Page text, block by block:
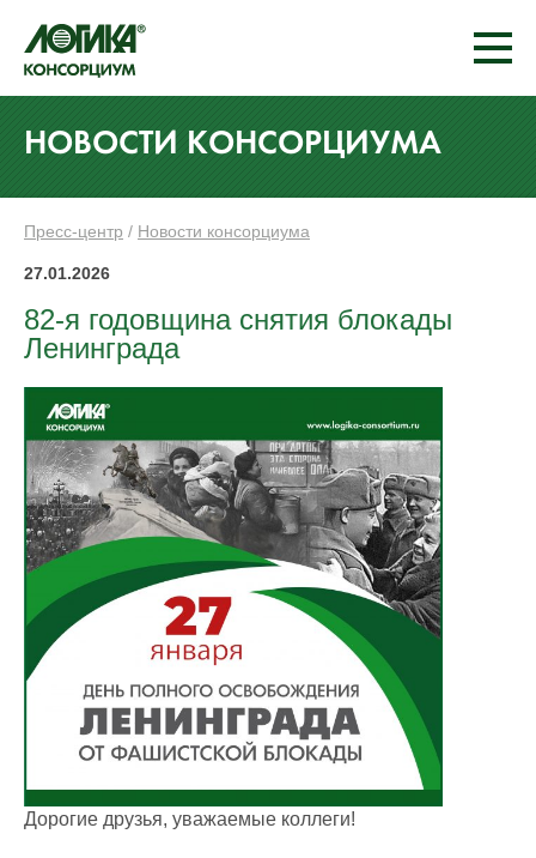
НОВОСТИ КОНСОРЦИУМА
Пресс-центр / Новости консорциума
27.01.2026
82-я годовщина снятия блокады
Ленинграда
Дорогие друзья, уважаемые коллеги!